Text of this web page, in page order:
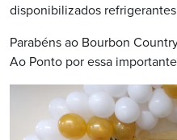
disponibilizados
Parabéns ao Bourbon
Ao Ponto por essa